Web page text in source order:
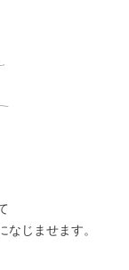
じませます。